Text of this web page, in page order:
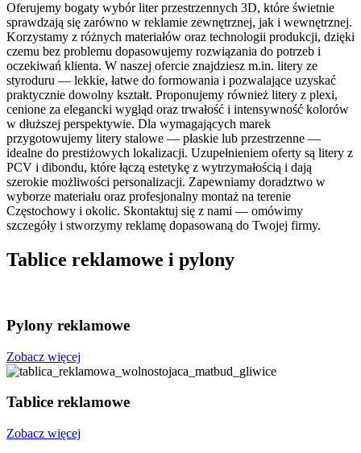
Oferujemy bogaty wybór liter przestrzennych 3D, które świetnie
sprawdzają się zarówno w reklamie zewnętrznej, jak i wewnętrznej.
Korzystamy z różnych materiałów oraz technologii produkcji, dzięki
czemu bez problemu dopasowujemy rozwiązania do potrzeb i
oczekiwań klienta. W naszej ofercie znajdziesz m.in. litery ze
styroduru — lekkie, łatwe do formowania i pozwalające uzyskać
praktycznie dowolny kształt. Proponujemy również litery z plexi,
cenione za elegancki wygląd oraz trwałość i intensywność kolorów
w dłuższej perspektywie. Dla wymagających marek
przygotowujemy litery stalowe — płaskie lub przestrzenne —
idealne do prestiżowych lokalizacji. Uzupełnieniem oferty są litery z
PCV i dibondu, które łączą estetykę z wytrzymałością i dają
szerokie możliwości personalizacji. Zapewniamy doradztwo w
wyborze materiału oraz profesjonalny montaż na terenie
Częstochowy i okolic. Skontaktuj się z nami — omówimy
szczegóły i stworzymy reklamę dopasowaną do Twojej firmy.
Tablice reklamowe i pylony
Pylony reklamowe
Zobacz więcej
Tablice reklamowe
Zobacz więcej